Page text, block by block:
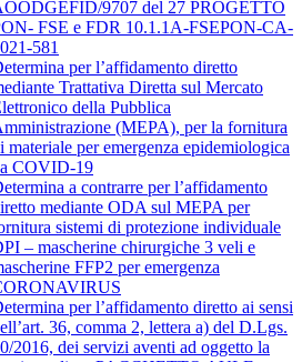
9707 del 27 PROGETTO
FSE e FDR 10.1.1A-FSEPON-CA-
581
per l’affidamento diretto
Trattativa Diretta sul Mercato
della Pubblica
(MEPA), per la fornitura
materiale per emergenza epidemiologica
COVID-19
a contrarre per l’affidamento
mediante ODA sul MEPA per
sistemi di protezione individuale
– mascherine chirurgiche 3 veli e
FFP2 per emergenza
per l’affidamento diretto ai sensi
36, comma 2, lettera a) del D.Lgs.
2016, dei servizi aventi ad oggetto la